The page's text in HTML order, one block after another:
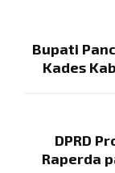
Bupati
Kades
DPRD
Raperda